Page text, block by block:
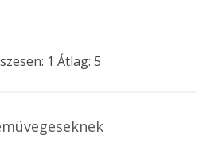
1 Átlag:5